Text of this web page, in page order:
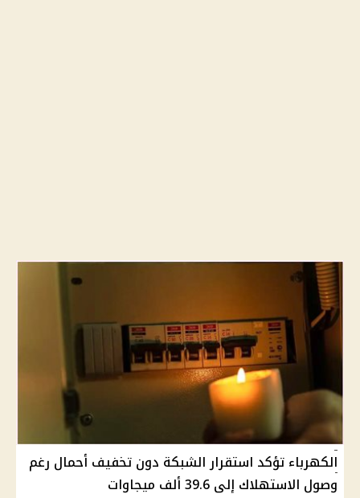
الكهرباء تؤكد استقرار الشبكة دون تخفيف أحمال رغم
وصول الاستهلاك إلى 39.6 ألف ميجاوات